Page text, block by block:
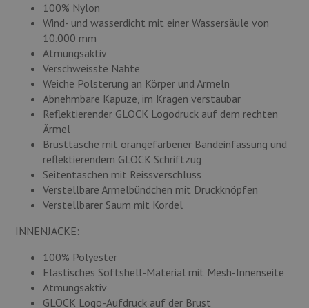
100% Nylon
Wind- und wasserdicht mit einer Wassersäule von
10.000 mm
Atmungsaktiv
Verschweisste Nähte
Weiche Polsterung an Körper und Ärmeln
Abnehmbare Kapuze, im Kragen verstaubar
Reflektierender GLOCK Logodruck auf dem rechten
Ärmel
Brusttasche mit orangefarbener Bandeinfassung und
reflektierendem GLOCK Schriftzug
Seitentaschen mit Reissverschluss
Verstellbare Ärmelbündchen mit Druckknöpfen
Verstellbarer Saum mit Kordel
INNENJACKE:
100% Polyester
Elastisches Softshell-Material mit Mesh-Innenseite
Atmungsaktiv
GLOCK Logo-Aufdruck auf der Brust